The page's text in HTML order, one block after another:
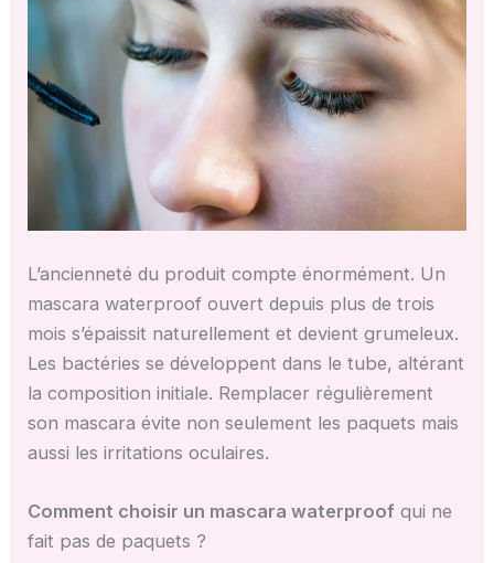
L’ancienneté du produit compte énormément. Un
mascara waterproof ouvert depuis plus de trois
mois s’épaissit naturellement et devient grumeleux.
Les bactéries se développent dans le tube, altérant
la composition initiale. Remplacer régulièrement
son mascara évite non seulement les paquets mais
aussi les irritations oculaires.
Comment choisir un mascara waterproof qui ne
fait pas de paquets ?